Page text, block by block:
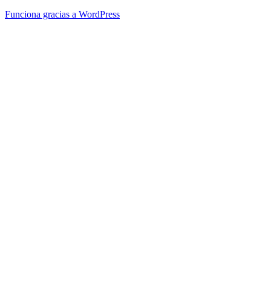
Funciona gracias a WordPress